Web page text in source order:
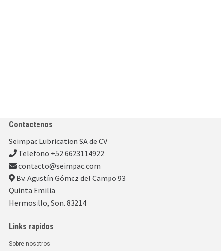
Contactenos
Seimpac Lubrication SA de CV
Telefono +52 6623114922
contacto@seimpac.com
Bv. Agustín Gómez del Campo 93
Quinta Emilia
Hermosillo, Son. 83214
Links rapidos
Sobre nosotros